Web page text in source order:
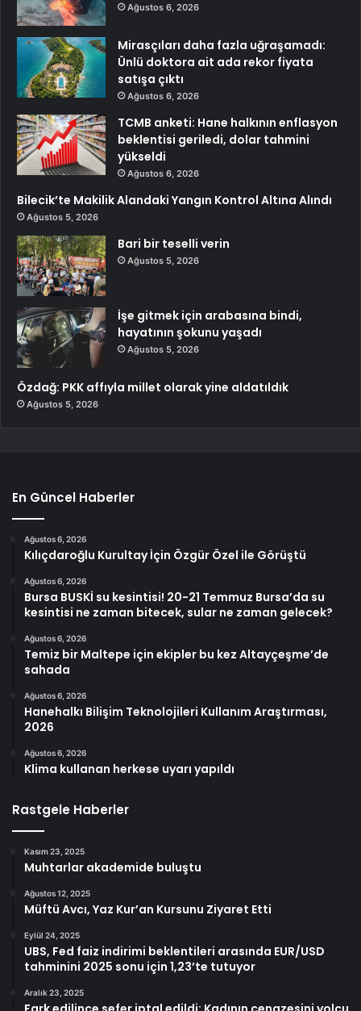
Ağustos 6, 2026
Mirasçıları daha fazla uğraşamadı:
Ünlü doktora ait ada rekor fiyata
satışa çıktı
Ağustos 6, 2026
TCMB anketi: Hane halkının enflasyon
beklentisi geriledi, dolar tahmini
yükseldi
Ağustos 6, 2026
Bilecik’te Makilik Alandaki Yangın Kontrol Altına Alındı
Ağustos 5, 2026
Bari bir teselli verin
Ağustos 5, 2026
İşe gitmek için arabasına bindi,
hayatının şokunu yaşadı
Ağustos 5, 2026
Özdağ: PKK affıyla millet olarak yine aldatıldık
Ağustos 5, 2026
En Güncel Haberler
Ağustos 6, 2026
Kılıçdaroğlu Kurultay İçin Özgür Özel ile Görüştü
Ağustos 6, 2026
Bursa BUSKİ su kesintisi! 20-21 Temmuz Bursa’da su
kesintisi ne zaman bitecek, sular ne zaman gelecek?
Ağustos 6, 2026
Temiz bir Maltepe için ekipler bu kez Altayçeşme’de
sahada
Ağustos 6, 2026
Hanehalkı Bilişim Teknolojileri Kullanım Araştırması,
2026
Ağustos 6, 2026
Klima kullanan herkese uyarı yapıldı
Rastgele Haberler
Kasım 23, 2025
Muhtarlar akademide buluştu
Ağustos 12, 2025
Müftü Avcı, Yaz Kur’an Kursunu Ziyaret Etti
Eylül 24, 2025
UBS, Fed faiz indirimi beklentileri arasında EUR/USD
tahminini 2025 sonu için 1,23’te tutuyor
Aralık 23, 2025